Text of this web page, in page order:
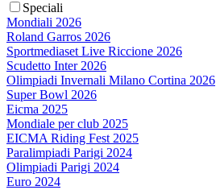
Speciali
Mondiali 2026
Roland Garros 2026
Sportmediaset Live Riccione 2026
Scudetto Inter 2026
Olimpiadi Invernali Milano Cortina 2026
Super Bowl 2026
Eicma 2025
Mondiale per club 2025
EICMA Riding Fest 2025
Paralimpiadi Parigi 2024
Olimpiadi Parigi 2024
Euro 2024